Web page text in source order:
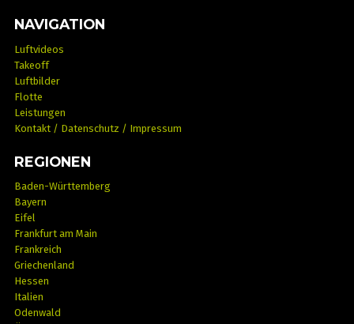
NAVIGATION
Luftvideos
Takeoff
Luftbilder
Flotte
Leistungen
Kontakt / Datenschutz / Impressum
REGIONEN
Baden-Württemberg
Bayern
Eifel
Frankfurt am Main
Frankreich
Griechenland
Hessen
Italien
Odenwald